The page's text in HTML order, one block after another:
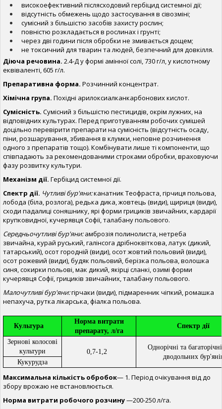
високоефективний післясходовий гербіцид системної дії;
відсутність обмежень щодо застосування в сівозміні;
сумісний з більшістю засобів захисту рослин;
повністю розкладається в рослинах і грунті;
через дві години після обробки не змивається дощем;
не токсичний для тварин та людей, безпечний для довкілля.
Діюча речовина. 2.4-Д у формі амінної солі, 730 г/л, у кислотному
еквіваленті, 605 г/л.
Препаративна форма. Розчинний концентрат.
Хімічна група. Похідні арилоксиалканкарбонових кислот.
Сумісність. Сумісний з більшістю пестицидів, окрім лужних, на
відповідних культурах. Перед приготуванням робочих сумішей
доцільно перевірити препарати на сумісність (відсутність осаду,
піни, розшарування, збивання в клумки, неповне розчинення
одного з препаратів тощо). Комбінувати лише ті компоненти, що
співпадають за рекомендованими строками обробки, враховуючи
фазу розвитку культури.
Механізм дії. Гербіцид системної дії.
Спектр дії. Чутливі бур'яни:канатник Теофраста, гірчиця польова,
лобода (біла, розлога), редька дика, жовтець (види), щириця (види),
сходи падалиці соняшнику, ярі форми грициків звичайних, кардарії
крупковидної, кучерявця Софії, талабану польового.
Середньочутливі бур'яни:амброзія полинолиста, нетреба
звичайна, курай руський, галінсога дрібноквіткова, латук (дикий,
татарський), осот городній (види), осот жовтий польовий (види),
осот рожевий (види), будяк польовий, берізка польова, волошка
синя, сокирки польові, мак дикий, якірці сланкі, озимі форми
кучерявця Софії, грициків звичайних, талабану польового.
Малочутливі бур'яни:гірчаки (види), підмаренник чіпкий, ромашка
непахуча, рутка лікарська, фіалка польова.
Культура
Норма витрати
препарату, л/га
Спектр дії
Зернові колосові
культури
0,7-1,2
Однорічні та
дводольних
Кукурудза
Максимальна кількість обробок— 1. Період очікування від до
збору врожаю не встановлюється.
Норма витрати робочого розчину—200-250 л/га.